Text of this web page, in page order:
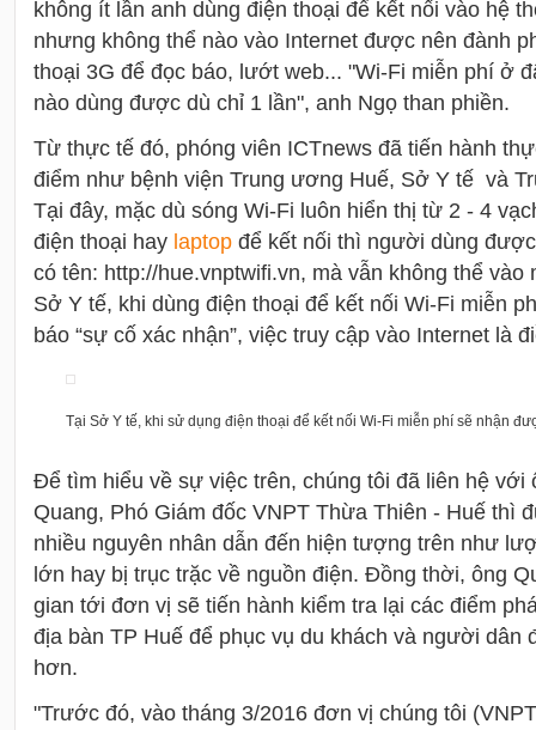
không ít lần anh dùng điện thoại để kết nối vào hệ
nhưng không thể nào vào Internet được nên đành
thoại 3G để đọc báo, lướt web... "Wi-Fi miễn phí ở
nào dùng được dù chỉ 1 lần", anh Ngọ than phiền.
Từ thực tế đó, phóng viên ICTnews đã tiến hành
điểm như bệnh viện Trung ương Huế, Sở Y tế và
Tại đây, mặc dù sóng Wi-Fi luôn hiển thị từ 2 - 4
điện thoại hay laptop để kết nối thì người dùng
có tên: http://hue.vnptwifi.vn, mà vẫn không thể
Sở Y tế, khi dùng điện thoại để kết nối Wi-Fi miễn
báo “sự cố xác nhận”, việc truy cập vào Internet là
Tại Sở Y tế, khi sử dụng điện thoại để kết nối Wi-Fi miễn phí sẽ nhận
Để tìm hiểu về sự việc trên, chúng tôi đã liên hệ với
Quang, Phó Giám đốc VNPT Thừa Thiên - Huế thì
nhiều nguyên nhân dẫn đến hiện tượng trên như
lớn hay bị trục trặc về nguồn điện. Đồng thời, ông
gian tới đơn vị sẽ tiến hành kiểm tra lại các điểm
địa bàn TP Huế để phục vụ du khách và người dân
hơn.
"Trước đó, vào tháng 3/2016 đơn vị chúng tôi